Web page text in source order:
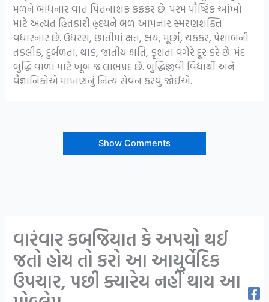
મળને બાંધનાર વાત્ત પિત્તનાશક કફકર છે. પરમ પૌષ્ટિક આંખો
માટે અત્યંત હિતકારી હ્ર્દયને બળ આપનાર સ્મરણશક્તિ
વધારનાર છે. ઉધરસ, છાતીમાં ક્ષત, ક્ષય, મૂર્છા, ચકકર, પેશાબની
તકલીફ, દુર્બળતા, થાક, જાતીય ક્ષતિ, કૃશતા વગેરે દૂર કરે છે. મંદ
બુદ્ધિ વાળા માટે ખૂબ જ લાભપ્રદ છે. બુદ્ધિજીવી વિદ્યાર્થી અને
વૈજ્ઞાનિકોએ માખણનું નિત્ય સેવન કરવું જોઈએ.
Show Comments
વારંવાર કબજિયાત કે અપચો થઈ
જતો હોય તો કરો આ આયુર્વેદિક
ઉપચાર, પછી ક્યારેય નહીં થાય આ